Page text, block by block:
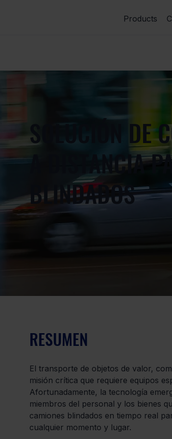
Products
SOLUCIÓN DE
A DISTANCIA
BLINDADOS
RESUMEN
El transporte de objetos de valor,
misión crítica que requiere equipos
Afortunadamente, la tecnología
miembros del personal y los bienes
camiones blindados en tiempo real
cualquier momento y lugar.